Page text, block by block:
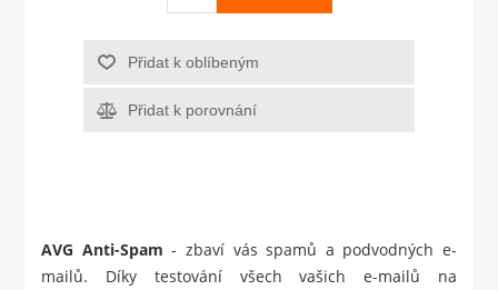
Přidat k oblíbeným
Přidat k porovnání
AVG Anti-Spam - zbaví vás spamů a podvodných e-
mailů. Díky testování všech vašich e-mailů na